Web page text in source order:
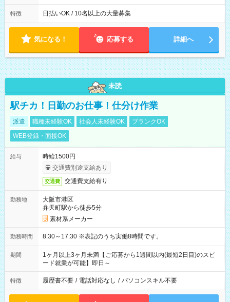
12時～21時
特徴 日払いOK / 10名以上の大量募集
気になる！ 応募する 詳細へ
未読
駅チカ！日勤のお仕事！仕分け作業
派遣 職種未経験OK 社会人未経験OK
ブランクOK
WEB登録・面接OK
給与
時給1500円
交通費別途支給あり
交通費 交通費支給有り
勤務地
大阪市港区
弁天町駅から徒歩5分
素材系メーカー
勤務時間 8:30～17:30 ※表記のうち実働8時間です。
期間
1ヶ月以上3ヶ月未満【ご応募から1週間以内(最短2日目)のスピ
ード就業が可能】即日～
特徴 履歴書不要 / 電話対応なし / パソコンスキル不要